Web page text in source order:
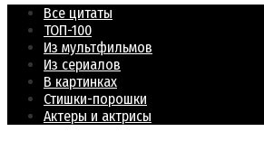
Все цитаты
ТОП-100
Из мультфильмов
Из сериалов
В картинках
Стишки-порошки
Актеры и актрисы